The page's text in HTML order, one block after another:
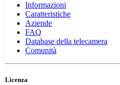
Informazioni
Caratteristiche
Aziende
FAQ
Database della telecamera
Comunità
Licenza